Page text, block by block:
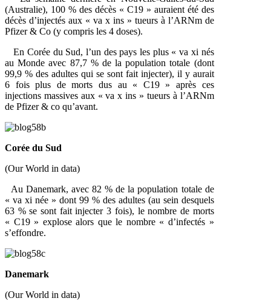
(Australie), 100 % des décès « C19 » auraient été des
décès d’injectés aux « va x ins » tueurs à l’ARNm de
Pfizer & Co (y compris les 4 doses).
En Corée du Sud, l’un des pays les plus « va xi nés
au Monde avec 87,7 % de la population totale (dont
99,9 % des adultes qui se sont fait injecter), il y aurait
6 fois plus de morts dus au « C19 » après ces
injections massives aux « va x ins » tueurs à l’ARNm
de Pfizer & co qu’avant.
Corée du Sud
(Our World in data)
Au Danemark, avec 82 % de la population totale de
« va xi née » dont 99 % des adultes (au sein desquels
63 % se sont fait injecter 3 fois), le nombre de morts
« C19 » explose alors que le nombre « d’infectés »
s’effondre.
Danemark
(Our World in data)